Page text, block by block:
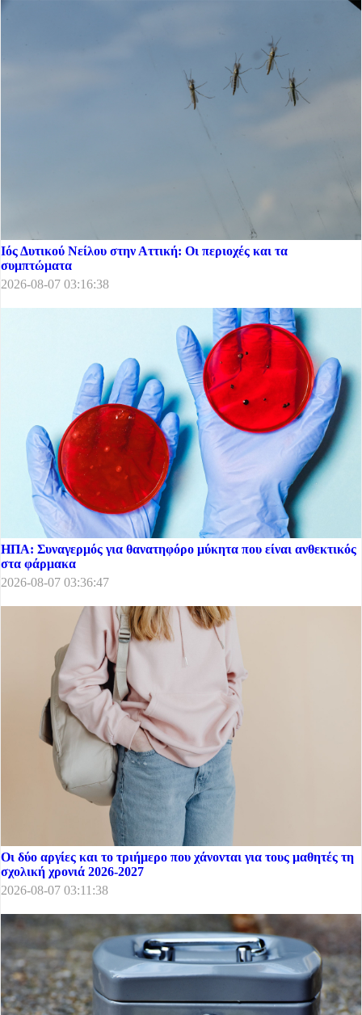
Ιός Δυτικού Νείλου στην Αττική: Οι περιοχές και τα
συμπτώματα
2026-08-07 03:16:38
ΗΠΑ: Συναγερμός για θανατηφόρο μύκητα που είναι ανθεκτικός
στα φάρμακα
2026-08-07 03:36:47
Οι δύο αργίες και το τριήμερο που χάνονται για τους μαθητές τη
σχολική χρονιά 2026-2027
2026-08-07 03:11:38